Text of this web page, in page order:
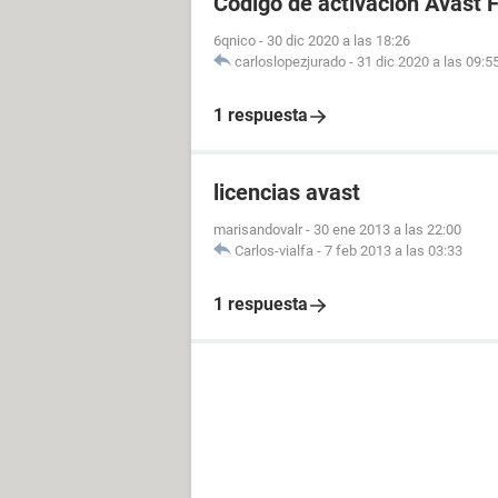
6qnico - 30 dic 2020 a las 18:26
carloslopezjurado - 31 dic 2020 a las
1 respuesta
licencias avast
marisandovalr - 30 ene 2013 a las 22:00
Carlos-vialfa - 7 feb 2013 a las 03:33
1 respuesta